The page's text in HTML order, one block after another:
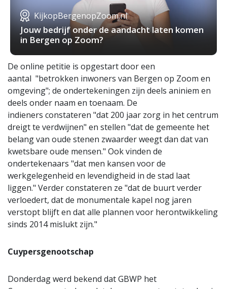
KijkopBergenopZoom.nl
Jouw bedrijf onder de aandacht laten komen
in Bergen op Zoom?
De online petitie is opgestart door een
aantal "betrokken inwoners van Bergen op Zoom en
omgeving"; de ondertekeningen zijn deels aniniem en
deels onder naam en toenaam. De
indieners constateren "dat 200 jaar zorg in het centrum
dreigt te verdwijnen" en stellen "dat de gemeente het
belang van oude stenen zwaarder weegt dan dat van
kwetsbare oude mensen." Ook vinden de
ondertekenaars "dat men kansen voor de
werkgelegenheid en levendigheid in de stad laat
liggen." Verder constateren ze "dat de buurt verder
verloedert, dat de monumentale kapel nog jaren
verstopt blijft en dat alle plannen voor herontwikkeling
sinds 2014 mislukt zijn."
Cuypersgenootschap
Donderdag werd bekend dat GBWP het